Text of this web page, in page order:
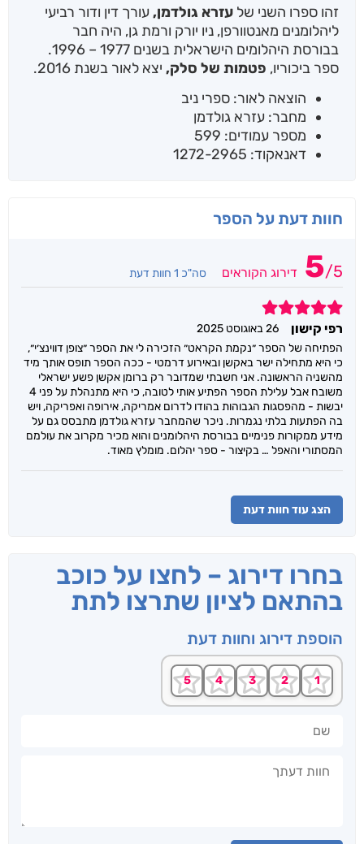
זהו ספרו השני של עזרא גולדמן,עורך דין ודור רביעי
ליהלומנים מאנטוורפן, ניו יורק ורמת גן, היה חבר
בבורסת היהלומים הישראלית בשנים 1977 – 1996.
ספר ביכוריו, פטמות של סלק, יצא לאור בשנת 2016.
הוצאה לאור: ספרי ניב
מחבר: עזרא גולדמן
מספר עמודים: 599
דאנאקוד: 1272-2965
חוות דעת על הספר
5/5 דירוג הקוראים סה"כ 1 חוות דעת
5
רפי קישון
26 באוגוסט 2025
הפתיחה של הספר ״נקמת הקראט״ הזכירה לי את הספר ״צופן דווינצ׳י״,
כי היא מתחילה ישר באקשן ובאירוע דרמטי - ככה הספר תופס אותך מיד
מהשניה הראשונה. אני חשבתי שמדובר רק ברומן אקשן פשע ישראלי
משובח אבל עלילת הספר הפתיע אותי לטובה, כי היא מתנהלת על פני 4
יבשות - מהפסגות הגבוהות בהודו לדרום אמריקה, אירופה ואפריקה, ויש
בה הפתעות בלתי נגמרות. ניכר שהמחבר עזרא גולדמן מתבסס גם על
מידע ממקורות פנימיים בבורסת היהלומנים והוא מכיר מקרוב את עולמם
המסתורי והאפל … בקיצור - ספר יהלום. מומלץ מאוד.
הצג עוד חוות דעת
בחרו דירוג – לחצו על כוכב
בהתאם לציון שתרצו לתת
הוספת דירוג וחוות דעת